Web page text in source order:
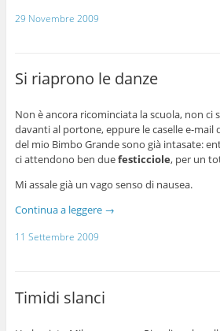
29 Novembre 2009
Si riaprono le danze
Non è ancora ricominciata la scuola, non ci
davanti al portone, eppure le caselle e-mail
del mio Bimbo Grande sono già intasate:
ci attendono ben duefesticciole, per un
Mi assale già un vago senso di nausea.
Continua a leggere →
11 Settembre 2009
Timidi slanci